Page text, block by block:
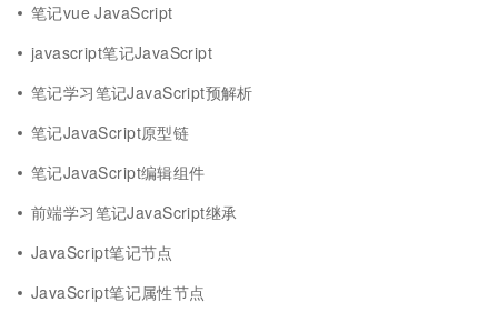
笔记vue JavaScript
javascript笔记JavaScript
笔记学习笔记JavaScript预解析
笔记JavaScript原型链
笔记JavaScript编辑组件
前端学习笔记JavaScript继承
JavaScript笔记节点
JavaScript笔记属性节点